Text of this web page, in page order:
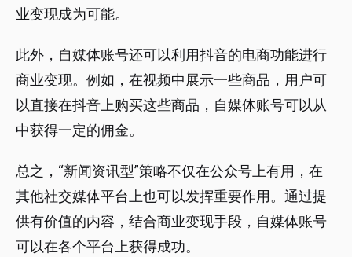
业变现成为可能。
此外，自媒体账号还可以利用抖音的电商功能进行
商业变现。例如，在视频中展示一些商品，用户可
以直接在抖音上购买这些商品，自媒体账号可以从
中获得一定的佣金。
总之，“新闻资讯型”策略不仅在公众号上有用，在
其他社交媒体平台上也可以发挥重要作用。通过提
供有价值的内容，结合商业变现手段，自媒体账号
可以在各个平台上获得成功。